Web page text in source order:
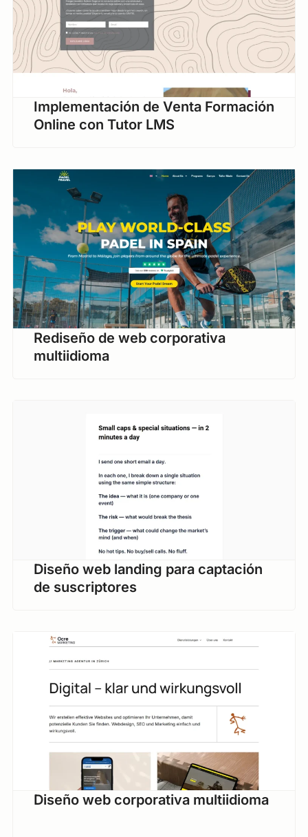
Implementación de Venta Formación
Online con Tutor LMS
Rediseño de web corporativa
multiidioma
Diseño web landing para captación
de suscriptores
Diseño web corporativa multiidioma